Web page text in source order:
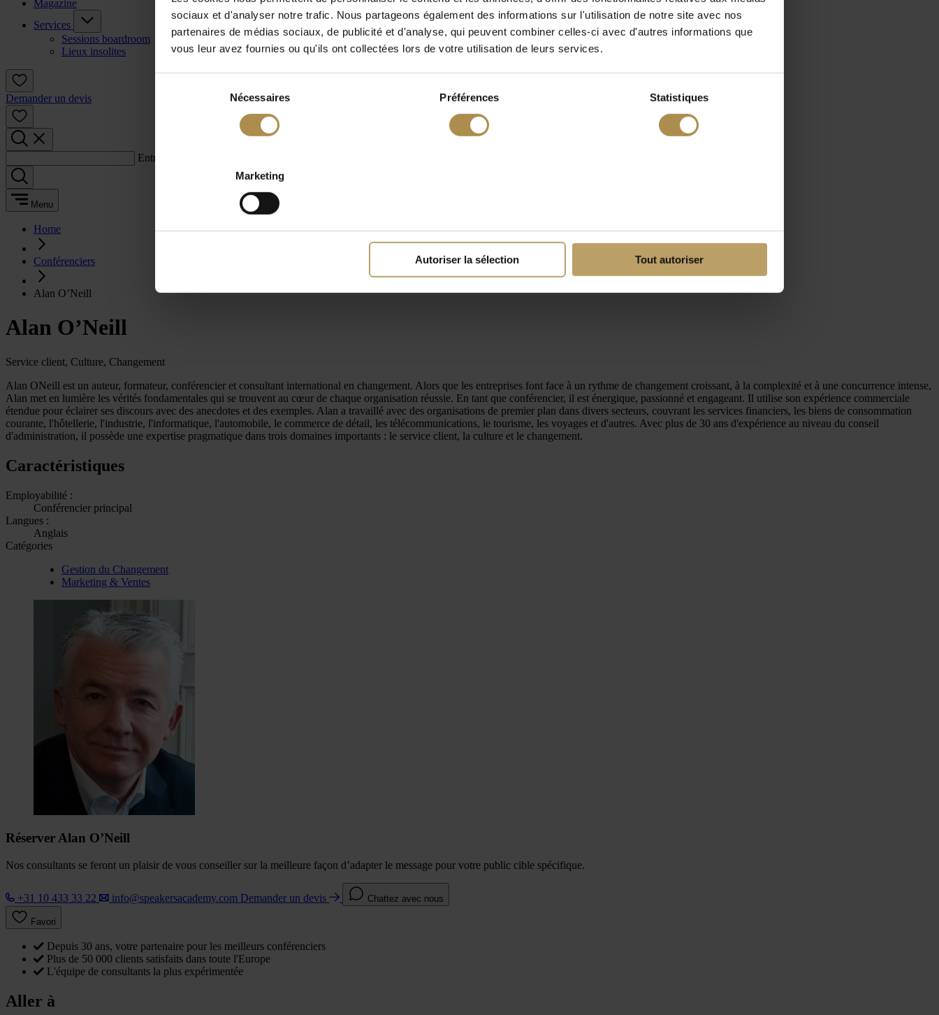
sociaux et d'analyser notre trafic. Nous partageons également des informations sur l'utilisation de notre site avec nos
partenaires de médias sociaux, de publicité et d'analyse, qui peuvent combiner celles-ci avec d'autres informations que
vous leur avez fournies ou qu'ils ont collectées lors de votre utilisation de leurs services.
Nécessaires Préférences Statistiques
Marketing
Autoriser la sélection Tout autoriser
Magazine
Services
Sessions boardroom
Lieux insolites
Demander un devis
Entrez un terme de recherche :
Menu
Home
Conférenciers
Alan O’Neill
Alan O’Neill
Service client, Culture, Changement
Alan ONeill est un auteur, formateur, conférencier et consultant international en changement. Alors que les entreprises font face à un rythme de changement croissant, à la complexité et à une concurrence intense,
Alan met en lumière les vérités fondamentales qui se trouvent au cœur de chaque organisation réussie. En tant que conférencier, il est énergique, passionné et engageant. Il utilise son expérience commerciale
étendue pour éclairer ses discours avec des anecdotes et des exemples. Alan a travaillé avec des organisations de premier plan dans divers secteurs, couvrant les services financiers, les biens de consommation
courante, l'hôtellerie, l'industrie, l'informatique, l'automobile, le commerce de détail, les télécommunications, le tourisme, les voyages et d'autres. Avec plus de 30 ans d'expérience au niveau du conseil
d'administration, il possède une expertise pragmatique dans trois domaines importants : le service client, la culture et le changement.
Caractéristiques
Employabilité :
Conférencier principal
Langues :
Anglais
Catégories
Gestion du Changement
Marketing & Ventes
Réserver Alan O’Neill
Nos consultants se feront un plaisir de vous conseiller sur la meilleure façon d’adapter le message pour votre public cible spécifique.
+31 10 433 33 22 info@speakersacademy.com Demander un devis Chattez avec nous
Favori
Depuis 30 ans, votre partenaire pour les meilleurs conférenciers
Plus de 50 000 clients satisfaits dans toute l'Europe
L'équipe de consultants la plus expérimentée
Aller à